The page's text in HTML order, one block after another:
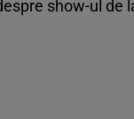
show-ul de